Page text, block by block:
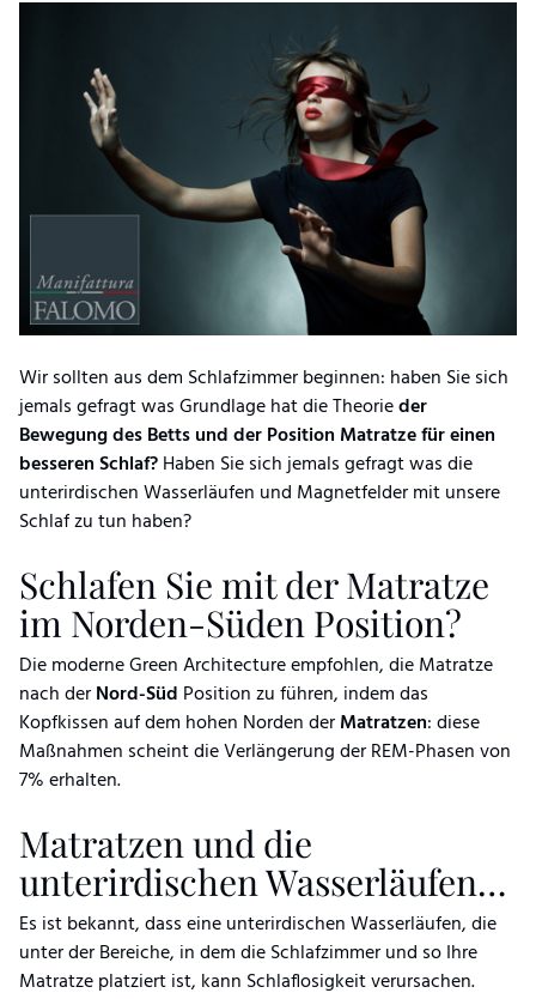
Wir sollten aus dem Schlafzimmer beginnen: haben Sie sich
jemals gefragt was Grundlage hat die Theorieder
Bewegung des Betts und der Position Matratze für einen
besseren Schlaf?Haben Sie sich jemals gefragt was die
unterirdischen Wasserläufen und Magnetfelder mit unsere
Schlaf zu tun haben?
Schlafen Sie mit der Matratze
im Norden-Süden Position?
Die moderne Green Architecture empfohlen, die Matratze
nach derNord-Süd Position zu führen, indem das
Kopfkissen auf dem hohen Norden derMatratzen: diese
Maßnahmen scheint die Verlängerung der REM-Phasen von
7% erhalten.
Matratzen und die
unterirdischen Wasserläufen…
Es ist bekannt, dass eine unterirdischen Wasserläufen, die
unter der Bereiche, in dem die Schlafzimmer und so Ihre
Matratze platziert ist, kann Schlaflosigkeit verursachen.